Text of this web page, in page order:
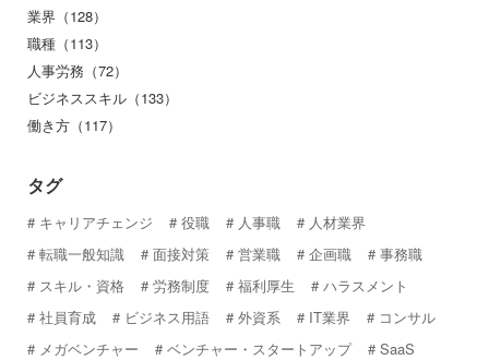
業界（128）
職種（113）
人事労務（72）
ビジネススキル（133）
働き方（117）
タグ
キャリアチェンジ 役職 人事職
人材業界
転職一般知識
面接対策 営業職 企画職
事務職
スキル・資格
労務制度 福利厚生
ハラスメント
社員育成
ビジネス用語 外資系 IT業界
コンサル
メガベンチャー
ベンチャー・スタートアップ
SaaS